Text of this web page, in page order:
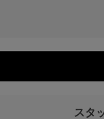
スタ